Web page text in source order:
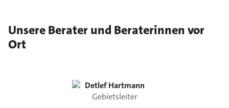
Unsere Berater und Beraterinnen vor
Ort
Detlef Hartmann
Gebietsleiter